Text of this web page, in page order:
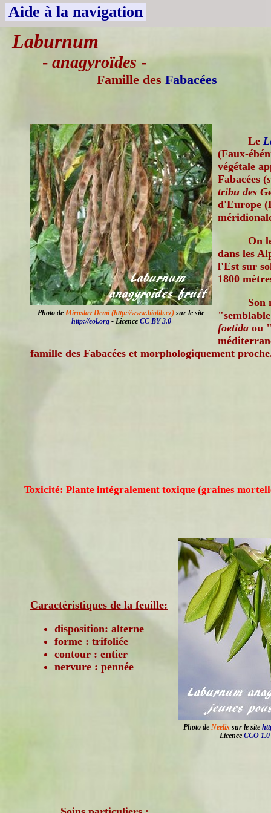
Aide à la navigation
Laburnum
- anagyroïdes-
Famille des Fabacées
Photo de Miroslav Demi (http://www.biolib.cz) sur le site
http://eol.org- Licence CC BY 3.0
Le
(Faux-
végétale
Fabacées (
tribu des
d'Europe
On
dans les
l'Est sur
1800
Son
foetida ou
famille des Fabacées et morphologiquement
Toxicité: Plante intégralement toxique (graines
Photo de Neelixsur le site
Licence CCO
Caractéristiques de la feuille:
disposition: alterne
forme : trifoliée
contour : entier
nervure : pennée